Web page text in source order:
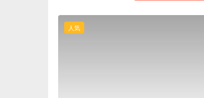
人気